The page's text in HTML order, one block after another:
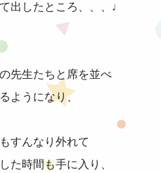
出したところ、、、♩
先生たちと席を並べ
ようになり、
すんなり外れて
た時間も手に入り、